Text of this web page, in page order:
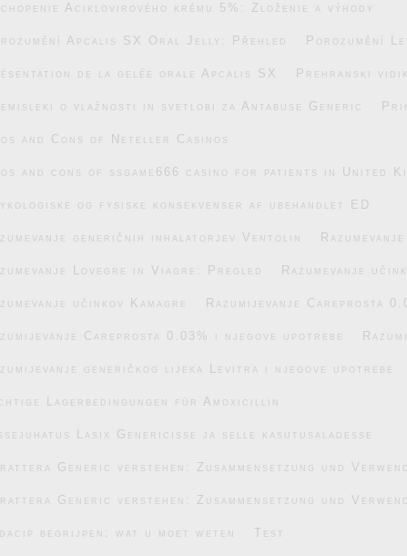
Aciklovirového krému 5%: Zloženie a výhody
Apcalis SX Oral Jelly: Přehled Porozumění
de la gelée orale Apcalis SX Prehranski
o vlažnosti in svetlobi za Antabuse Generic
and Cons of Neteller Casinos
and cons of ssgame666 casino for patients in United
og fysiske konsekvenser af ubehandlet ED
generičnih inhalatorjev Ventolin
Lovegre in Viagre: Pregled Razumevanje
učinkov Kamagre Razumijevanje Careprosta
Careprosta 0.03% i njegove upotrebe
generičkog lijeka Levitra i njegove upotrebe
Lagerbedingungen für Amoxicillin
Lasix Genericisse ja selle kasutusaladesse
Generic verstehen: Zusammensetzung und
Generic verstehen: Zusammensetzung und
begrijpen: wat u moet weten Test